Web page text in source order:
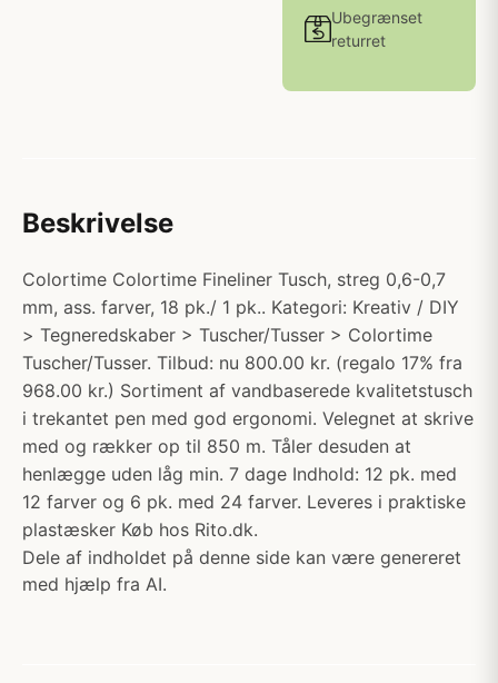
Ubegrænset
returret
Beskrivelse
Colortime Colortime Fineliner Tusch, streg 0,6-0,7
mm, ass. farver, 18 pk./ 1 pk.. Kategori: Kreativ / DIY
> Tegneredskaber > Tuscher/Tusser > Colortime
Tuscher/Tusser. Tilbud: nu 800.00 kr. (regalo 17% fra
968.00 kr.) Sortiment af vandbaserede kvalitetstusch
i trekantet pen med god ergonomi. Velegnet at skrive
med og rækker op til 850 m. Tåler desuden at
henlægge uden låg min. 7 dage Indhold: 12 pk. med
12 farver og 6 pk. med 24 farver. Leveres i praktiske
plastæsker Køb hos Rito.dk.
Dele af indholdet på denne side kan være genereret
med hjælp fra AI.